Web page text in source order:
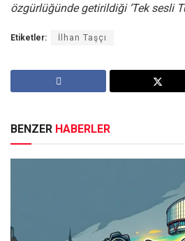
özgürlüğünde getirildiği ‘Tek sesli
Etiketler: İlhan Taşçı
BENZER HABERLER